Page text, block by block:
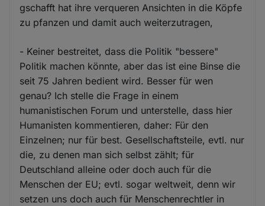
gschafft hat ihre verqueren Ansichten in die Köpfe
zu pfanzen und damit auch weiterzutragen,
- Keiner bestreitet, dass die Politik "bessere"
Politik machen könnte, aber das ist eine Binse die
seit 75 Jahren bedient wird. Besser für wen
genau? Ich stelle die Frage in einem
humanistischen Forum und unterstelle, dass hier
Humanisten kommentieren, daher: Für den
Einzelnen; nur für best. Gesellschaftsteile, evtl. nur
die, zu denen man sich selbst zählt; für
Deutschland alleine oder doch auch für die
Menschen der EU; evtl. sogar weltweit, denn wir
setzen uns doch auch für Menschenrechtler in